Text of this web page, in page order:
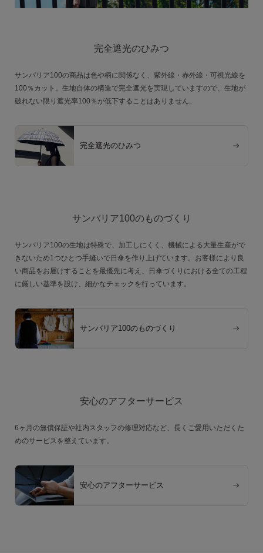
完全遮光のひみつ
サンバリア100の商品は色や柄に関係なく、紫外線・赤外線・可視光線を
100％カット。生地自体の構造で完全遮光を実現していますので、生地が
破れない限り遮光率100％が低下することはありません。
完全遮光のひみつ
サンバリア100のものづくり
サンバリア100の生地は特殊で、加工しにくく、機械による大量生産がで
きないため1つひとつ手縫いで日傘を作り上げています。お客様により良
い商品をお届けすることを最優先に考え、日傘づくりにおける全ての工程
に厳しい基準を設け、細かなチェックを行っています。
サンバリア100のものづくり
安心のアフターサービス
6ヶ月の無償保証や社内スタッフの修理対応など、長くご愛用いただくた
めのサービスを整えています。
安心のアフターサービス